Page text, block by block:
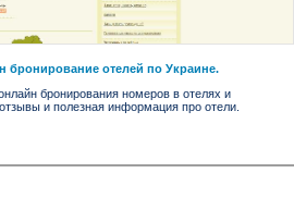
бронирование отелей по Украине.
бронирования номеров в отелях и
и полезная информация про отели.